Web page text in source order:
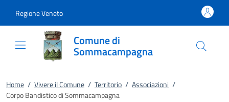
Regione Veneto
Comune di
Sommacampagna
Home / Vivere il Comune / Territorio / Associazioni /
Corpo Bandistico di Sommacampagna